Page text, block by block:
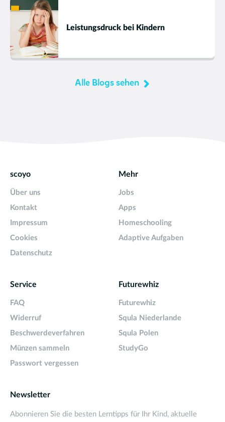
Leistungsdruck bei Kindern
Alle Blogs sehen
scoyo
Über uns
Kontakt
Impressum
Cookies
Datenschutz
Mehr
Jobs
Apps
Homeschooling
Adaptive Aufgaben
Service
FAQ
Widerruf
Beschwerdeverfahren
Münzen sammeln
Passwort vergessen
Futurewhiz
Futurewhiz
Squla Niederlande
Squla Polen
StudyGo
Newsletter
Abonnieren Sie die besten Lerntipps für Ihr Kind, aktuelle